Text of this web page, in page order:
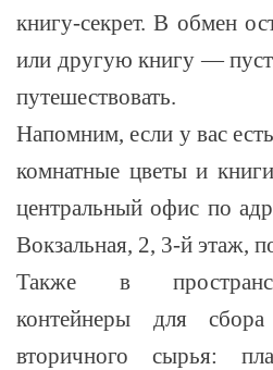
книгу-секрет. В обмен
или другую книгу —
путешествовать.
Напомним, если у вас
комнатные цветы и
центральный офис по
Вокзальная, 2, 3-й этаж,
Также в
контейнеры для
вторичного сырья: